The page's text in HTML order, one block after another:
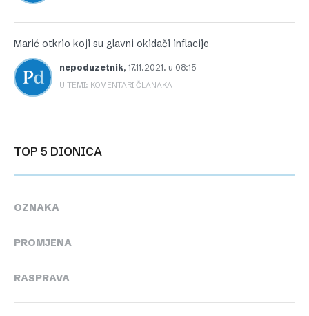
Marić otkrio koji su glavni okidači inflacije
nepoduzetnik, 17.11.2021. u 08:15
U TEMI: KOMENTARI ČLANAKA
TOP 5 DIONICA
OZNAKA
PROMJENA
RASPRAVA